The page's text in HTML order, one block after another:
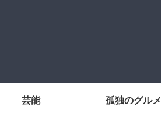
芸能 孤独のグルメ